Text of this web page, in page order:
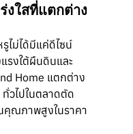
งใสที่แตกต่าง
ไม่ได้มีแค่ดีไซน์
รงใต้ผืนดินและ
Home แตกต่าง
ทั่วไปในตลาดตัด
คุณภาพสูงในราคา